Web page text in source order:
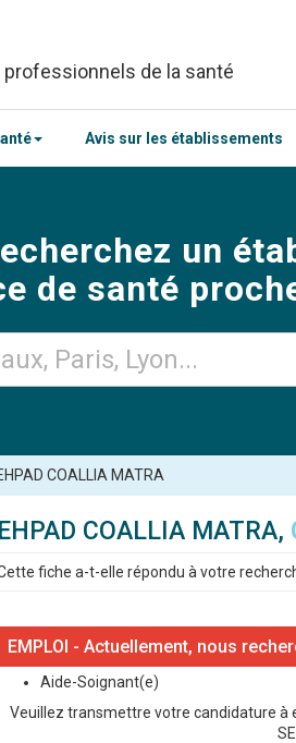
de la santé
Avis sur les établissements
un
de santé
COALLIA MATRA
EHPAD COALLIA MATRA,
fiche a-t-elle répondu à votre
EMPLOI - Actuellement, nous
Aide-Soignant(e)
Veuillez transmettre votre candidature à